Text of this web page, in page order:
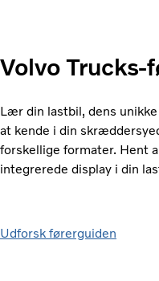
Volvo Trucks-
Lær din lastbil, dens
at kende i din
forskellige formater. Hent
integrerede display i din
Udforsk førerguiden